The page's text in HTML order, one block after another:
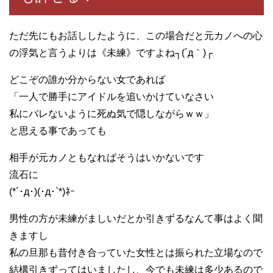
ただ先にもお話ししたように、この場合だと元カノへの心
の浮気と言うよりは《未練》ですよね┐(´д｀)┌
どこぞの誰か分からない女であれば
「一人で勝手にアイドルを追いかけていなさい
私にバレないように死ぬ気で隠しながらｗｗ」
と思える事であっても
相手が元カノともなればそうはいかないです
流石に
(*´･д･)(･д･`*)ﾈｰ
男性の方が未練がましいだとか引きずるなんて事はよく聞
きますし
私の旦那も昔付き合っていた女性とは振られた立場なので
結構引きずってはいましたし、今でも未練は多少あるので